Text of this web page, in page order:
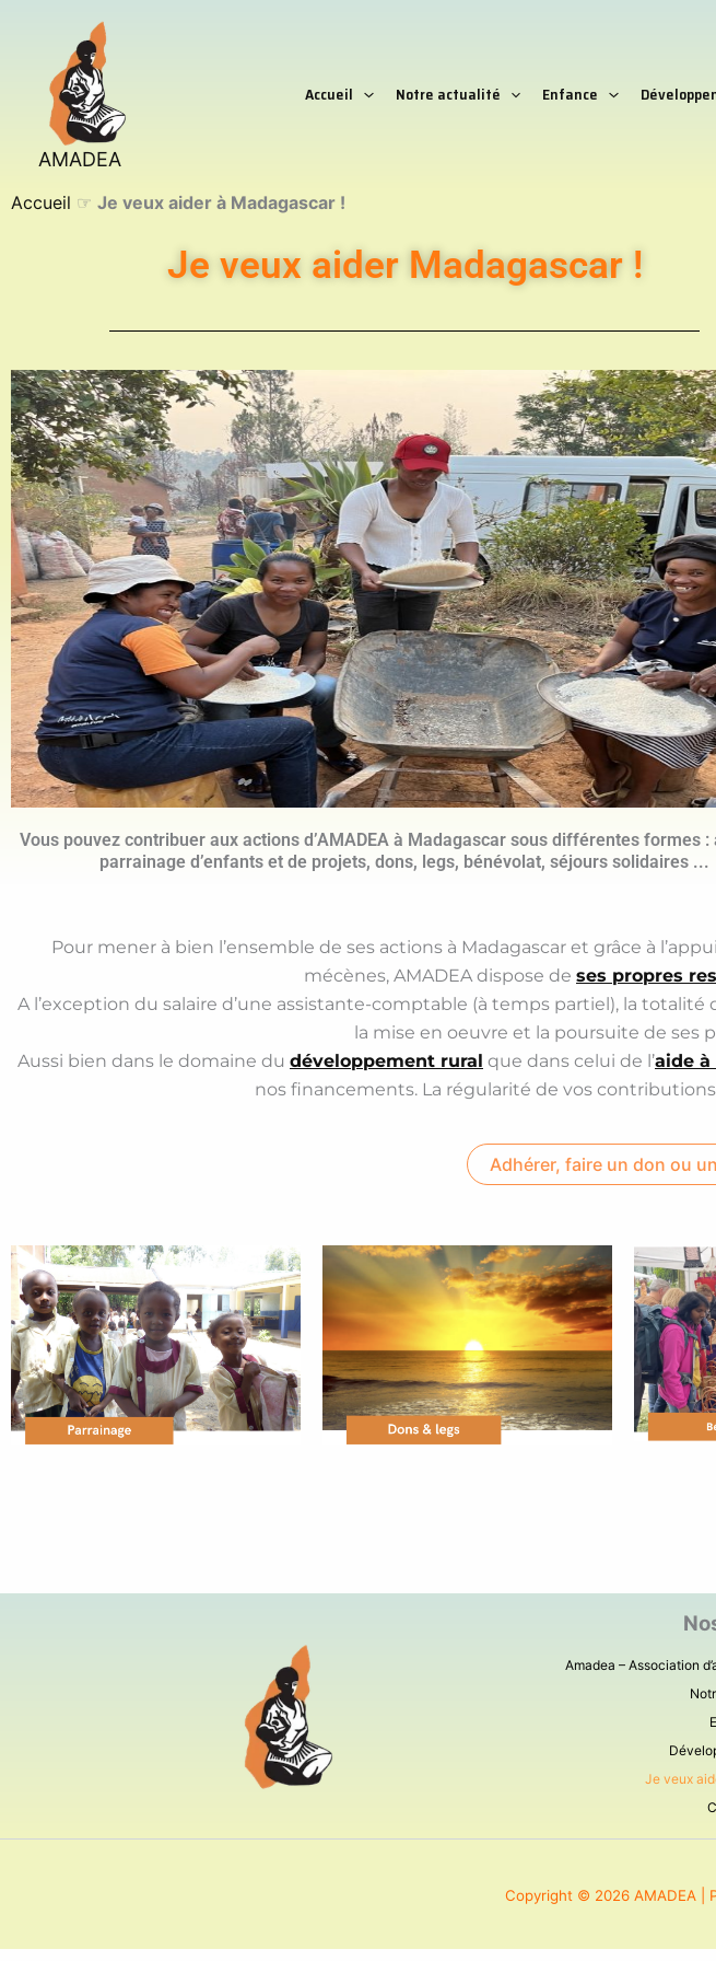
contenu
AMADEA
Accueil Notre actualité Enfance
Accueil ☞ Je veux aider à Madagascar !
Je veux aider Madagascar !
Vous pouvez contribuer aux actions d’AMADEA à Madagascar sous différentes formes :
parrainage d’enfants et de projets, dons, legs, bénévolat, séjours solidaires ...
Pour mener à bien l’ensemble de ses actions à Madagascar et grâce à
mécènes, AMADEA dispose de ses propres
A l’exception du salaire d’une assistante-comptable (à temps partiel), la
la mise en oeuvre et la poursuite de ses
Aussi bien dans le domaine du développement rural que dans celui de l’aide à
nos financements. La régularité de vos
Adhérer, faire un don ou
Amadea – Association
Je veux
Copyright © 2026 AMADEA |